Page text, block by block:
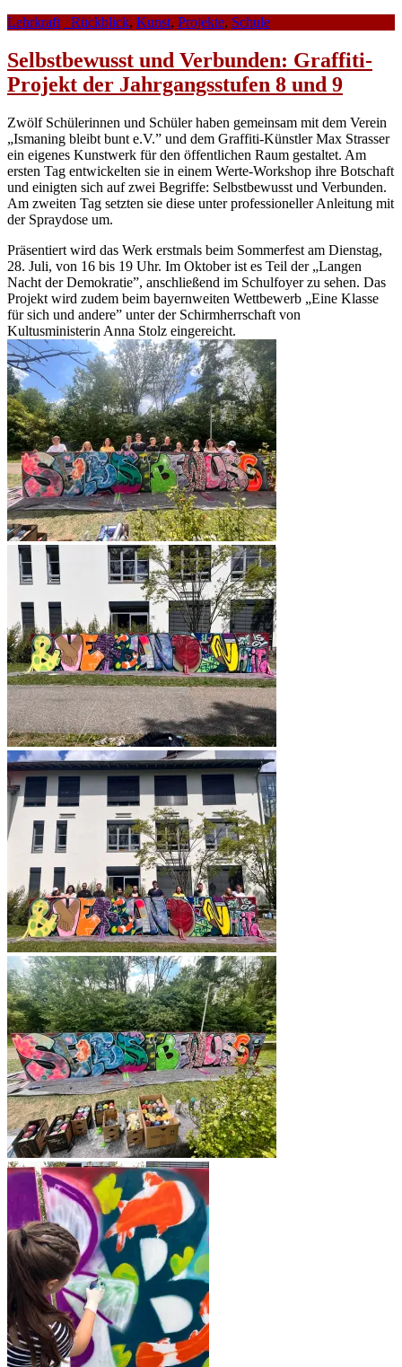
Lehrkraft
_Rückblick, Kunst, Projekte, Schule
Selbstbewusst und Verbunden: Graffiti-
Projekt der Jahrgangsstufen 8 und 9
Zwölf Schülerinnen und Schüler haben gemeinsam mit dem Verein
„Ismaning bleibt bunt e.V.” und dem Graffiti-Künstler Max Strasser
ein eigenes Kunstwerk für den öffentlichen Raum gestaltet. Am
ersten Tag entwickelten sie in einem Werte-Workshop ihre Botschaft
und einigten sich auf zwei Begriffe: Selbstbewusst und Verbunden.
Am zweiten Tag setzten sie diese unter professioneller Anleitung mit
der Spraydose um.
Präsentiert wird das Werk erstmals beim Sommerfest am Dienstag,
28. Juli, von 16 bis 19 Uhr. Im Oktober ist es Teil der „Langen
Nacht der Demokratie”, anschließend im Schulfoyer zu sehen. Das
Projekt wird zudem beim bayernweiten Wettbewerb „Eine Klasse
für sich und andere” unter der Schirmherrschaft von
Kultusministerin Anna Stolz eingereicht.